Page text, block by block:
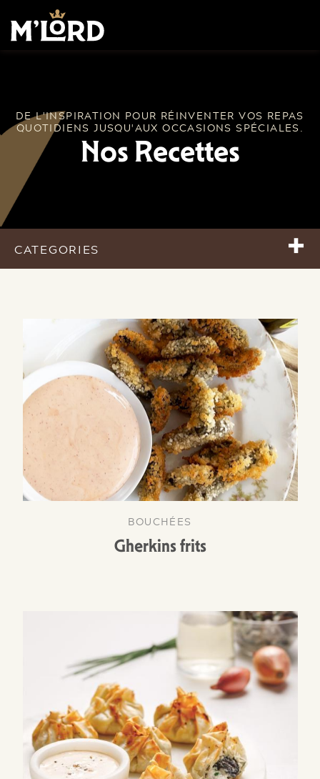
DE L'INSPIRATION POUR RÉINVENTER VOS REPAS
QUOTIDIENS JUSQU'AUX OCCASIONS SPÉCIALES.
Nos Recettes
CATEGORIES +
BOUCHÉES
Gherkins frits